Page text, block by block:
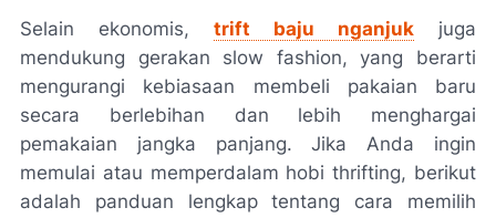
Selain ekonomis, trift baju nganjuk juga
mendukung gerakan slow fashion, yang berarti
mengurangi kebiasaan membeli pakaian baru
secara berlebihan dan lebih menghargai
pemakaian jangka panjang. Jika Anda ingin
memulai atau memperdalam hobi thrifting, berikut
adalah panduan lengkap tentang cara memilih